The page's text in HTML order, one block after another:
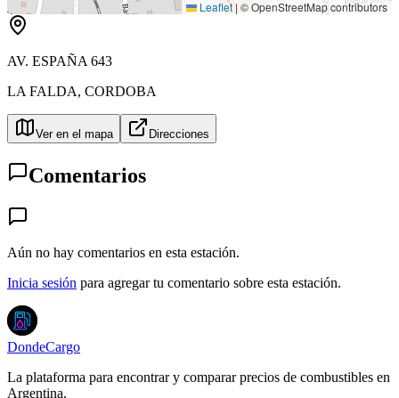
Leaflet|© OpenStreetMap contributors
AV. ESPAÑA 643
LA FALDA, CORDOBA
Ver en el mapa Direcciones
Comentarios
Aún no hay comentarios en esta estación.
Inicia sesión para agregar tu comentario sobre esta estación.
DondeCargo
La plataforma para encontrar y comparar precios de combustibles en
Argentina.